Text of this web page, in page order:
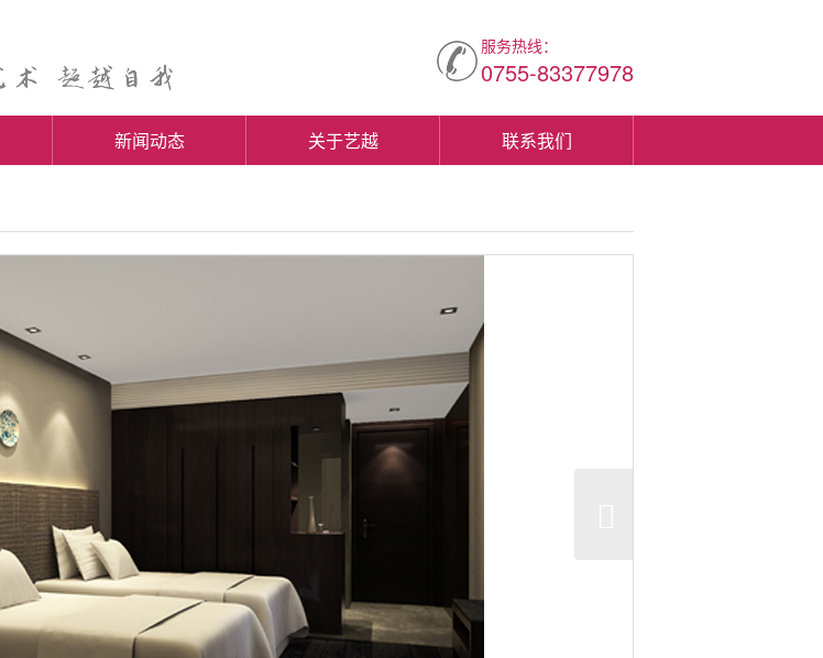
服务热线：
0755-83377978
新闻动态 关于艺越 联系我们